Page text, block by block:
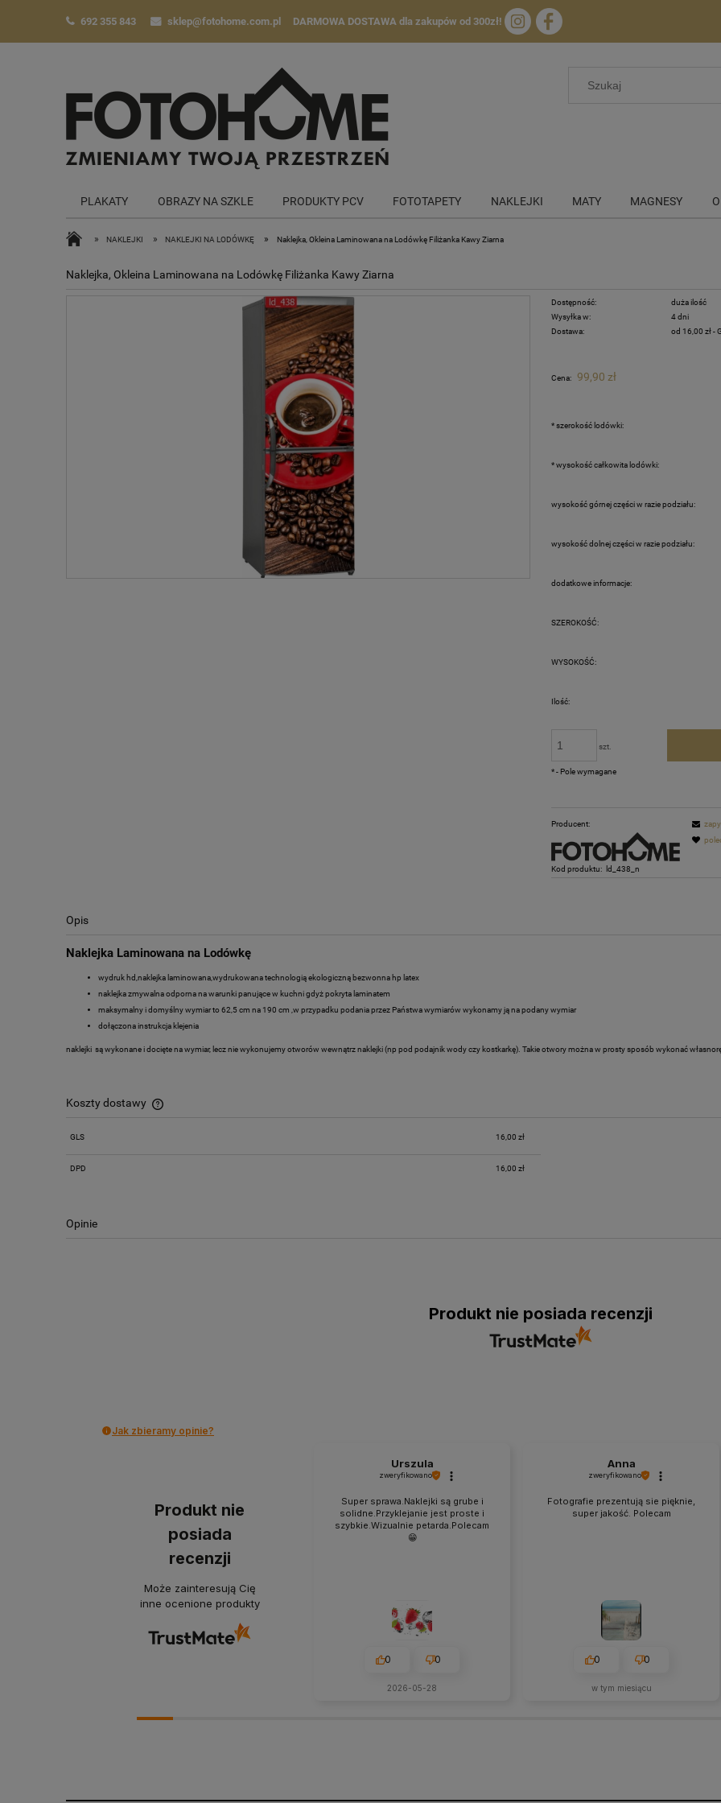
692 355 843 sklep@fotohome.com.pl DARMOWA DOSTAWA dla zakupów od 300zł!
PLAKATY OBRAZY NA SZKLE PRODUKTY PCV FOTOTAPETY NAKLEJKI MATY MAGNESY
» NAKLEJKI » NAKLEJKI NA LODÓWKĘ » Naklejka, Okleina Laminowana na Lodówkę Filiżanka Kawy Ziarna
Naklejka, Okleina Laminowana na Lodówkę Filiżanka Kawy Ziarna
Dostępność:
duża ilość
Wysyłka w:
4 dni
Dostawa:
od 16,00 zł-
płatności
Cena: 99,90 zł
*szerokość lodówki:
*wysokość całkowita lodówki:
wysokość górnej części w razie podziału:
wysokość dolnej części w razie podziału:
dodatkowe informacje:
SZEROKOŚĆ:
WYSOKOŚĆ:
Ilość:
szt.
*- Pole wymagane
Producent:
Kod produktu: ld_438_n
Opis
Naklejka Laminowana na Lodówkę
wydruk hd,naklejka laminowana,wydrukowana technologią ekologiczną bezwonna hp latex
naklejka zmywalna odporna na warunki panujące w kuchni gdyż pokryta laminatem
maksymalny i domyślny wymiar to 62,5 cm na 190 cm ,w przypadku podania przez Państwa wymiarów wykonamy ją na podany wymiar
dołączona instrukcja klejenia
naklejki są wykonane i docięte na wymiar, lecz nie wykonujemy otworów wewnątrz naklejki (np pod podajnik wody czy kostkarkę). Takie otwory można w prosty sposób wykonać
Koszty dostawy
GLS 16,00 zł
DPD 16,00 zł
Opinie
Produkt nie posiada recenzji
Jak zbieramy opinie?
Produkt nie
posiada
recenzji
Może zainteresują Cię
inne ocenione produkty
Urszula
zweryfikowano
Super sprawa.Naklejki są grube i
solidne.Przyklejanie jest proste i
szybkie.Wizualnie petarda.Polecam
😁
0 0
2026-05-28
Anna
zweryfikowano
Fotografie prezentują sie pięknie,
super jakość. Polecam
0 0
w tym miesiącu